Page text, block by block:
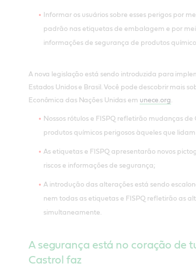
Informar os usuários sobre esses perigos por
padrão nas etiquetas de embalagem e por
informações de segurança de produtos
A nova legislação está sendo introduzida para
Estados Unidos e Brasil. Você pode descobrir mais
Econômica das Nações Unidas em unece.org
Nossos rótulos e FISPQ refletirão mudanças
produtos químicos perigosos àqueles que
As etiquetas e FISPQ apresentarão novos
riscos e informações de segurança;
A introdução das alterações está sendo
nem todas as etiquetas e FISPQ refletirão as
simultaneamente.
A segurança está no coração de
Castrol faz